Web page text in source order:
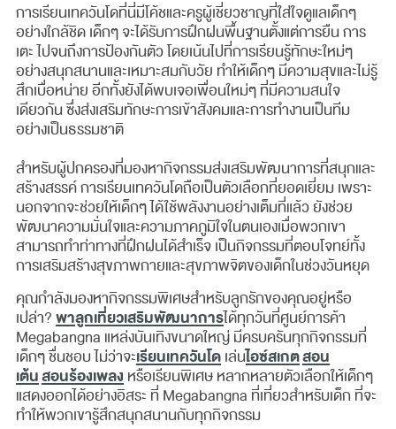
การเรียนเทควันโดที่นี่มีโค้ชและครูผู้เชี่ยวชาญที่ใส่ใจดูแลเด็กๆ
อย่างใกล้ชิด เด็กๆ จะได้รับการฝึกฝนพื้นฐานตั้งแต่การยืน การ
เตะ ไปจนถึงการป้องกันตัว โดยเน้นไปที่การเรียนรู้ทักษะใหม่ๆ
อย่างสนุกสนานและเหมาะสมกับวัย ทำให้เด็กๆ มีความสุขและไม่รู้
สึกเบื่อหน่าย อีกทั้งยังได้พบเจอเพื่อนใหม่ๆ ที่มีความสนใจ
เดียวกัน ซึ่งส่งเสริมทักษะการเข้าสังคมและการทำงานเป็นทีม
อย่างเป็นธรรมชาติ
สำหรับผู้ปกครองที่มองหากิจกรรมส่งเสริมพัฒนาการที่สนุกและ
สร้างสรรค์ การเรียนเทควันโดถือเป็นตัวเลือกที่ยอดเยี่ยม เพราะ
นอกจากจะช่วยให้เด็กๆ ได้ใช้พลังงานอย่างเต็มที่แล้ว ยังช่วย
พัฒนาความมั่นใจและความภาคภูมิใจในตนเองเมื่อพวกเขา
สามารถทำท่าทางที่ฝึกฝนได้สำเร็จ เป็นกิจกรรมที่ตอบโจทย์ทั้ง
การเสริมสร้างสุขภาพกายและสุขภาพจิตของเด็กในช่วงวันหยุด
คุณกำลังมองหากิจกรรมพิเศษสำหรับลูกรักของคุณอยู่หรือ
เปล่า?พาลูกเที่ยวเสริมพัฒนาการได้ทุกวันที่ศูนย์การค้า
Megabangna แหล่งบันเทิงขนาดใหญ่ มีครบครันทุกกิจกรรมที่
เด็กๆ ชื่นชอบ ไม่ว่าจะเรียนเทควันโดเล่นไอซ์สเกตสอน
เต้นสอนร้องเพลงหรือเรียนพิเศษ หลากหลายตัวเลือกให้เด็กๆ
แสดงออกได้อย่างอิสระ ที่ Megabangna ที่เที่ยวสำหรับเด็ก ที่จะ
ทำให้พวกเขารู้สึกสนุกสนานกับทุกกิจกรรม